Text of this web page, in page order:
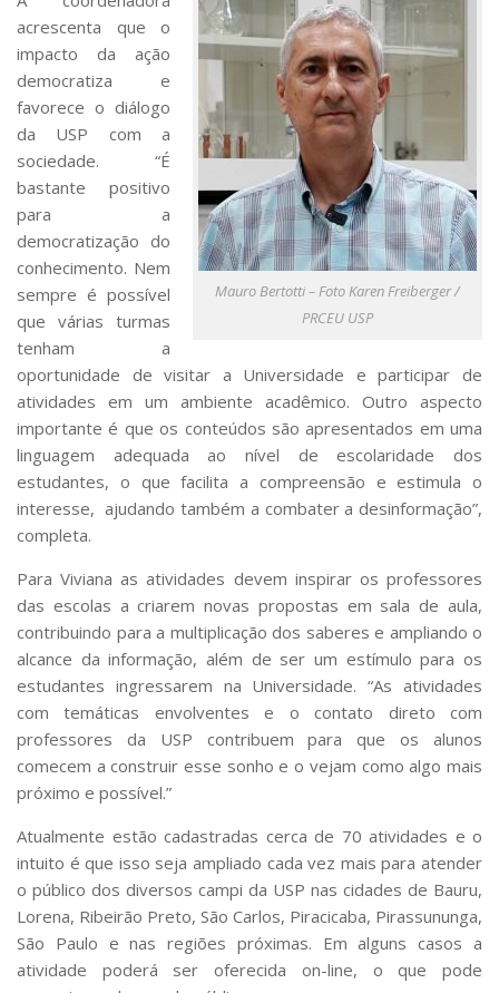
Mauro Bertotti – Foto Karen Freiberger /
PRCEU USP
acrescenta que o
impacto da ação
democratiza e
favorece o diálogo
da USP com a
sociedade. “É
bastante positivo
para a
democratização do
conhecimento. Nem
sempre é possível
que várias turmas
tenham a
oportunidade de visitar a Universidade e participar de
atividades em um ambiente acadêmico. Outro aspecto
importante é que os conteúdos são apresentados em uma
linguagem adequada ao nível de escolaridade dos
estudantes, o que facilita a compreensão e estimula o
interesse, ajudando também a combater a desinformação”,
completa.
Para Viviana as atividades devem inspirar os professores
das escolas a criarem novas propostas em sala de aula,
contribuindo para a multiplicação dos saberes e ampliando o
alcance da informação, além de ser um estímulo para os
estudantes ingressarem na Universidade. “As atividades
com temáticas envolventes e o contato direto com
professores da USP contribuem para que os alunos
comecem a construir esse sonho e o vejam como algo mais
próximo e possível.”
Atualmente estão cadastradas cerca de 70 atividades e o
intuito é que isso seja ampliado cada vez mais para atender
o público dos diversos campi da USP nas cidades de Bauru,
Lorena, Ribeirão Preto, São Carlos, Piracicaba, Pirassununga,
São Paulo e nas regiões próximas. Em alguns casos a
atividade poderá ser oferecida on-line, o que pode